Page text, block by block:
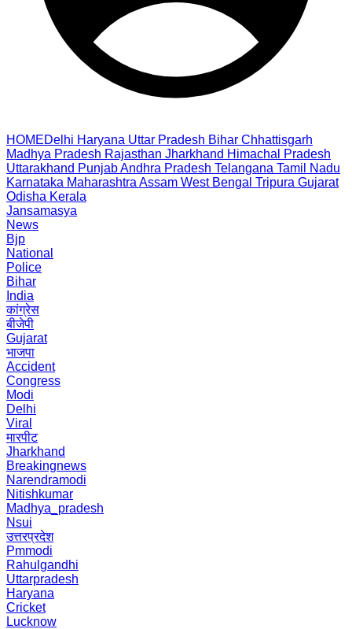
HOMEDelhi Haryana Uttar Pradesh Bihar Chhattisgarh
Madhya Pradesh Rajasthan Jharkhand Himachal Pradesh
Uttarakhand PunjabAndhra Pradesh Telangana Tamil Nadu
Karnataka Maharashtra Assam West Bengal Tripura Gujarat
Odisha Kerala
Jansamasya
News
Bjp
National
Police
Bihar
India
कांग्रेस
बीजेपी
Gujarat
भाजपा
Accident
Congress
Modi
Delhi
Viral
मारपीट
Jharkhand
Breakingnews
Narendramodi
Nitishkumar
Madhya_pradesh
Nsui
उत्तरप्रदेश
Pmmodi
Rahulgandhi
Uttarpradesh
Haryana
Cricket
Lucknow